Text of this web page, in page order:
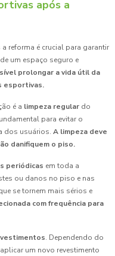
após a
reforma é crucial para garantir
um espaço seguro e
prolongar a vida útil da
esportivas.
é a limpeza regular do
para evitar o
dos usuários. A limpeza deve
danifiquem o piso.
periódicas em toda a
ou danos no piso e nas
se tornem mais sérios e
com frequência para
. Dependendo do
um novo revestimento